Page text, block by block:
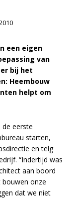
een eigen
van
bij het
Heembouw
helpt om
eerste
starten,
en telg
“Indertijd was
aan boord
onze
dat we niet